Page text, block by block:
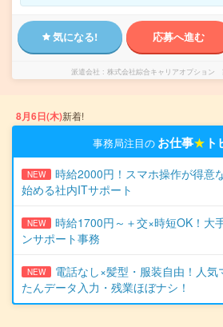
気になる! 応募へ進む
派遣会社 株式会社綜合キャリアオプション
8月6日(木)新着!
事務局注目の お仕事★
NEW
時給2000円！スマホ操作が得意
始める社内ITサポート
NEW
時給1700円～＋交×時短OK！大
ンサポート事務
NEW
電話なし×髪型・服装自由！人気
たんデータ入力・残業ほぼナシ！